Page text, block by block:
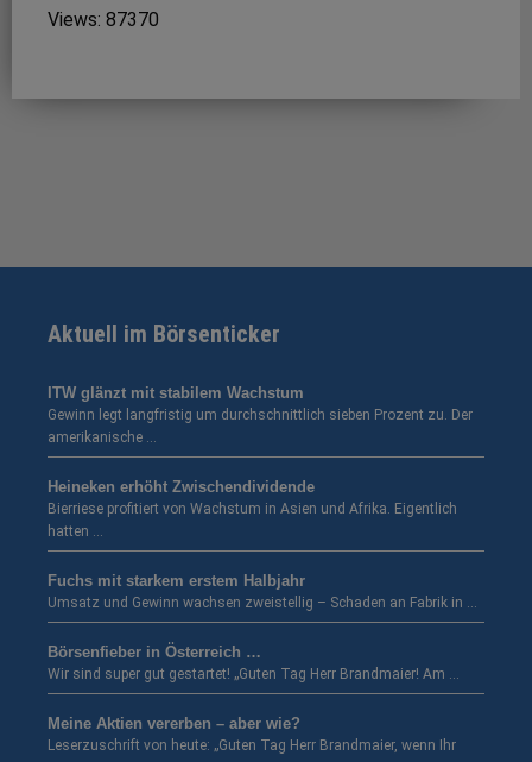
Views: 87370
Aktuell im Börsenticker
ITW glänzt mit stabilem Wachstum
Gewinn legt langfristig um durchschnittlich sieben Prozent zu. Der
amerikanische …
Heineken erhöht Zwischendividende
Bierriese profitiert von Wachstum in Asien und Afrika. Eigentlich
hatten …
Fuchs mit starkem erstem Halbjahr
Umsatz und Gewinn wachsen zweistellig – Schaden an Fabrik in …
Börsenfieber in Österreich …
Wir sind super gut gestartet! „Guten Tag Herr Brandmaier! Am …
Meine Aktien vererben – aber wie?
Leserzuschrift von heute: „Guten Tag Herr Brandmaier, wenn Ihr